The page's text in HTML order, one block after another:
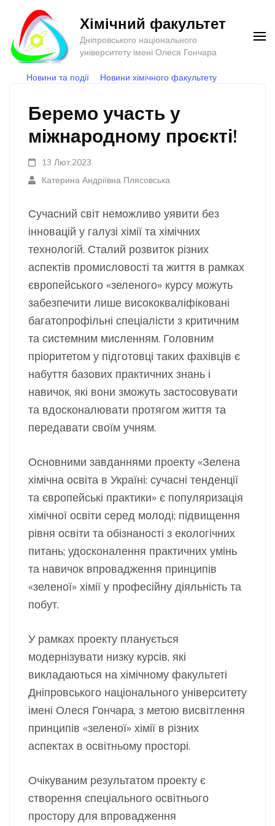
Перейти
вмісту
(натисніть
Enter)
Хімічний факультет
Дніпровського національного
університету імені Олеся Гончара
Новини та події Новини хімічного факультету
Беремо участь у
міжнародному проєкті!
13 Лют,2023
Катерина Андріївна Плясовська
Сучасний світ неможливо уявити без
інновацій у галузі хімії та хімічних
технологій. Сталий розвиток різних
аспектів промисловості та життя в рамках
європейського «зеленого» курсу можуть
забезпечити лише висококваліфіковані
багатопрофільні спеціалісти з критичним
та системним мисленням. Головним
пріоритетом у підготовці таких фахівців є
набуття базових практичних знань і
навичок, які вони зможуть застосовувати
та вдосконалювати протягом життя та
передавати своїм учням.
Основними завданнями проекту «Зелена
хімічна освіта в Україні: сучасні тенденції
та європейські практики» є популяризація
хімічної освіти серед молоді; підвищення
рівня освіти та обізнаності з екологічних
питань; удосконалення практичних умінь
та навичок впровадження принципів
«зеленої» хімії у професійну діяльність та
побут.
У рамках проекту планується
модернізувати низку курсів, які
викладаються на хімічному факультеті
Дніпровського національного університету
імені Олеся Гончара, з метою висвітлення
принципів «зеленої» хімії в різних
аспектах в освітньому просторі.
Очікуваним результатом проекту є
створення спеціального освітнього
простору для впровадження